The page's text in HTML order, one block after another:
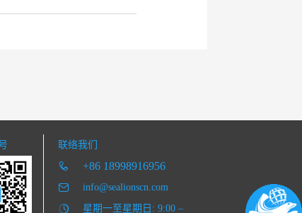
联络我们
+86 18998916956
info@sealionscn.com
星期一至星期日: 9:00 –